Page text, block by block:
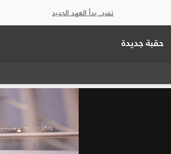
تفرد. بدأ العهد الجديد
حقبة جديدة